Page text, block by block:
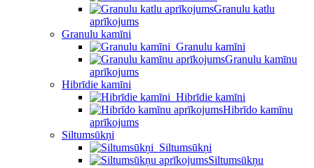
Granulu katlu
aprīkojums
Granulu kamīni
Granulu kamīni
Granulu kamīnu
aprīkojums
Hibrīdie kamīni
Hibrīdie kamīni
Hibrīdo kamīnu
aprīkojums
Siltumsūkņi
Siltumsūkņi
Siltumsūkņu